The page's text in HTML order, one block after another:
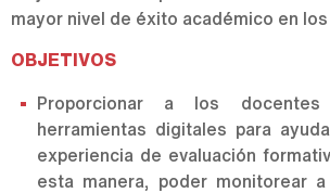
mayor nivel de éxito académico en
OBJETIVOS
Proporcionar a los
herramientas digitales para
experiencia de evaluación
esta manera, poder monitorear